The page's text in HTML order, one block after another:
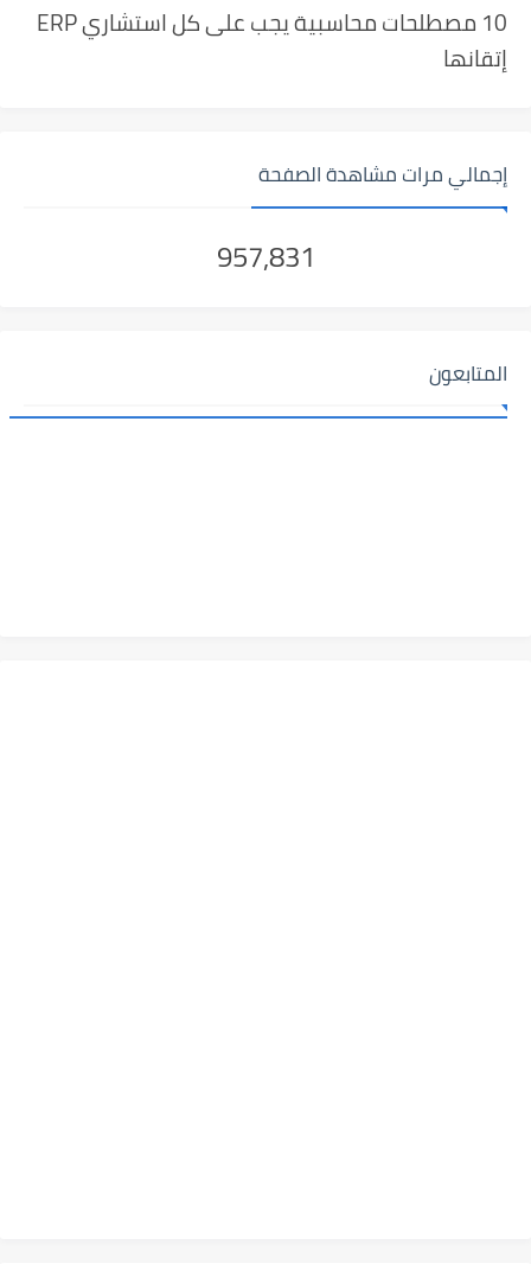
10 مصطلحات محاسبية يجب على كل استشاري ERP
إتقانها
إجمالي مرات مشاهدة الصفحة
957,831
المتابعون